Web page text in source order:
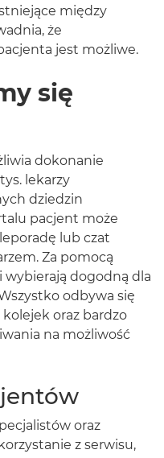
między
że
jest możliwe.
się
dokonanie
lekarzy
dziedzin
pacjent może
lub czat
Za pomocą
dogodną dla
odbywa się
oraz bardzo
na możliwość
oraz
z serwisu,